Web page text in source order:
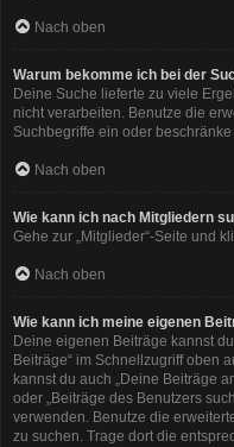
Nach oben
Warum bekomme ich bei der
Deine Suche lieferte zu viele
nicht verarbeiten. Benutze die
Suchbegriffe ein oder
Nach oben
Wie kann ich nach Mitgliedern
Gehe zur „Mitglieder“-Seite und
Nach oben
Wie kann ich meine eigenen
Deine eigenen Beiträge kannst
Beiträge“ im Schnellzugriff oben
kannst du auch „Deine Beiträge
oder „Beiträge des Benutzers
verwenden. Benutze die
zu suchen. Trage dort die